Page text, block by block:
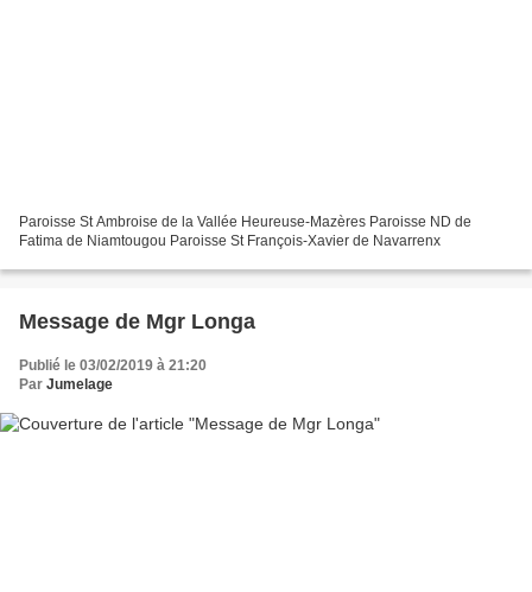
Paroisse St Ambroise de la Vallée Heureuse-Mazères Paroisse ND de
Fatima de Niamtougou Paroisse St François-Xavier de Navarrenx
Message de Mgr Longa
Publié le 03/02/2019 à 21:20
Par Jumelage